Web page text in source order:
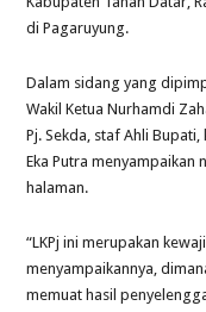
di Pagaruyung.
Dalam sidang yang
Wakil Ketua Nurhamdi
Pj. Sekda, staf Ahli
Eka Putra
halaman.
“LKPj ini merupakan
menyampaikannya,
memuat hasil